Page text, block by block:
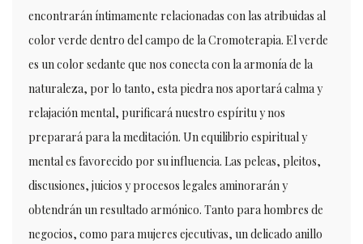
encontrarán íntimamente relacionadas con las atribuidas al
color verde dentro del campo de la Cromoterapia. El verde
es un color sedante que nos conecta con la armonía de la
naturaleza, por lo tanto, esta piedra nos aportará calma y
relajación mental, purificará nuestro espíritu y nos
preparará para la meditación. Un equilibrio espiritual y
mental es favorecido por su influencia. Las peleas, pleitos,
discusiones, juicios y procesos legales aminorarán y
obtendrán un resultado armónico. Tanto para hombres de
negocios, como para mujeres ejecutivas, un delicado anillo